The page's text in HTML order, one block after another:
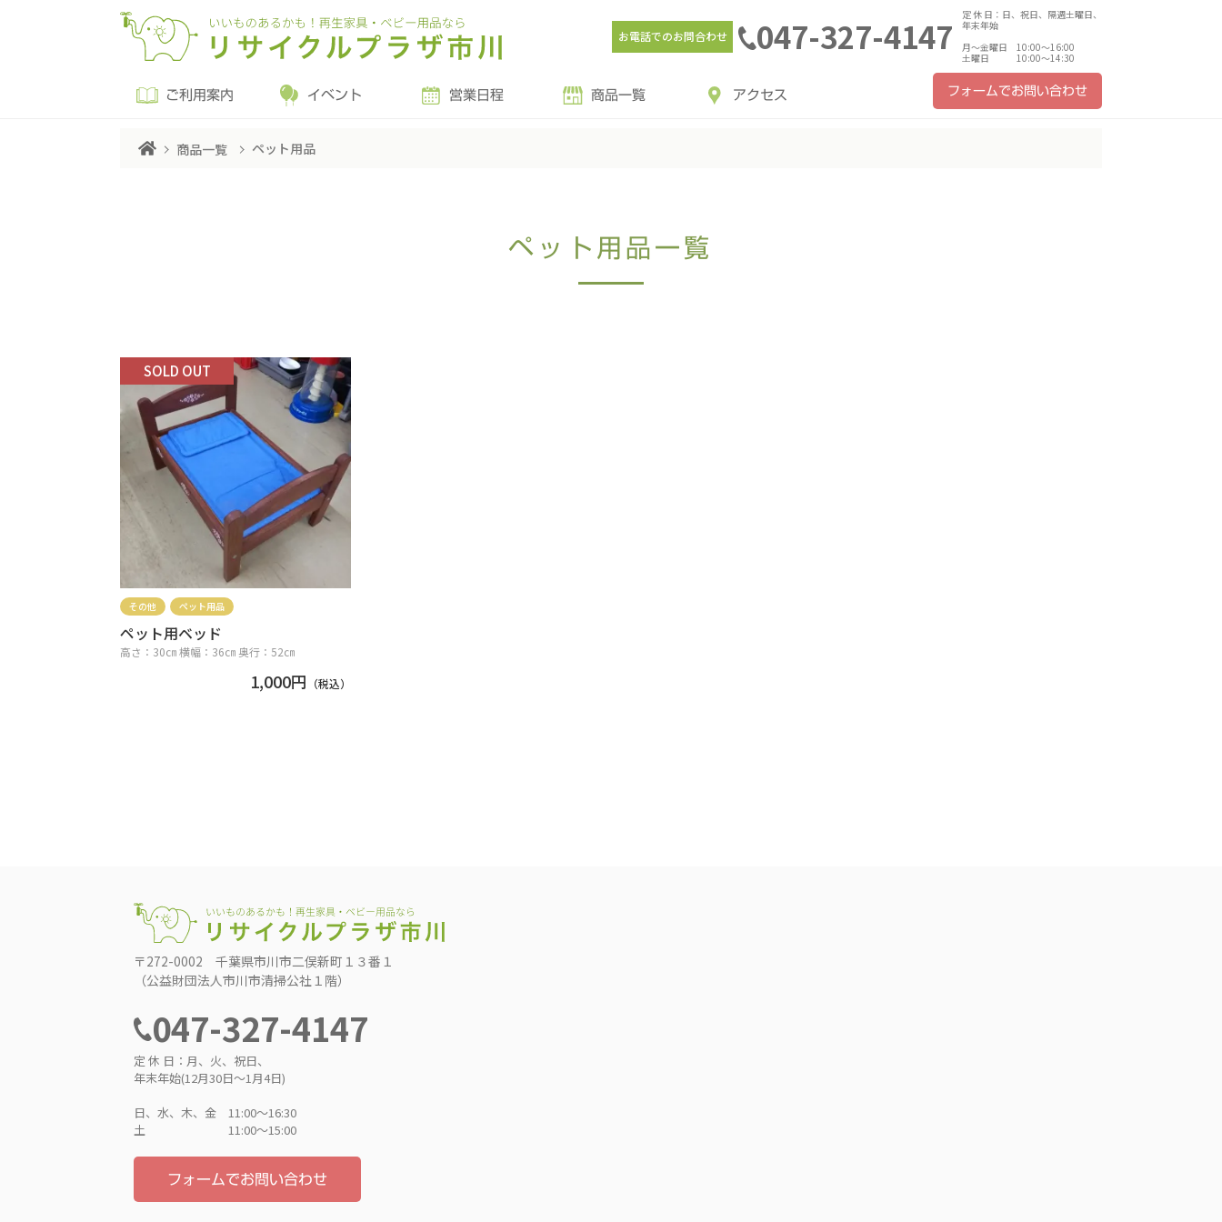
お電話でのお問合わせ 047-327-4147
定 休 日：日、祝日、隔週土曜日、
年末年始
月～金曜日 10:00～16:00
土曜日 10:00～14:30
ご利用案内 イベント 営業日程 商品一覧 アクセス フォームでお問い合わせ
商品一覧 ペット用品
ペット用品一覧
SOLD OUT
その他 ペット用品
ペット用ベッド
高さ：30㎝ 横幅：36㎝ 奥行：52㎝
1,000円 （税込）
〒272-0002 千葉県市川市二俣新町１３番１
（公益財団法人市川市清掃公社１階）
047-327-4147
定 休 日：月、火、祝日、
年末年始(12月30日～1月4日)
日、水、木、金 11:00〜16:30
土 11:00〜15:00
フォームでお問い合わせ